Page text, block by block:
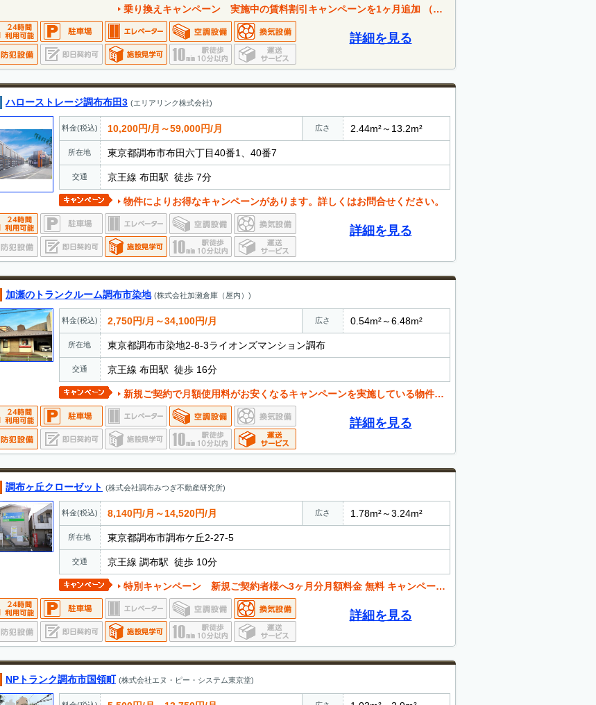
乗り換えキャンペーン 実施中の賃料割引キャンペーンを1ヶ月追加 （他社からの移動・賃料9,900円以上の部屋）
詳細を見る
ハローストレージ調布布田3 (エリアリンク株式会社)
料金(税込) 10,200円/月～59,000円/月 広さ 2.44m²～13.2m²
所在地 東京都調布市布田六丁目40番1、40番7
交通 京王線 布田駅 徒歩 7分
物件によりお得なキャンペーンがあります。詳しくはお問合せください。
詳細を見る
加瀬のトランクルーム調布市染地 (株式会社加瀬倉庫（屋内）)
料金(税込) 2,750円/月～34,100円/月 広さ 0.54m²～6.48m²
所在地 東京都調布市染地2-8-3ライオンズマンション調布
交通 京王線 布田駅 徒歩 16分
新規ご契約で月額使用料がお安くなるキャンペーンを実施している物件もございます。お気軽にお問い合わせください。
詳細を見る
調布ヶ丘クローゼット (株式会社調布みつぎ不動産研究所)
料金(税込) 8,140円/月～14,520円/月 広さ 1.78m²～3.24m²
所在地 東京都調布市調布ケ丘2-27-5
交通 京王線 調布駅 徒歩 10分
特別キャンペーン 新規ご契約者様へ3ヶ月分月額料金 無料 キャンペーン実施中
詳細を見る
NPトランク調布市国領町 (株式会社エヌ・ピー・システム東京堂)